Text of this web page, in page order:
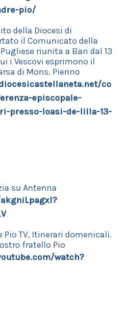
pio/
della Diocesi di
il Comunicato della
riunita a Bari dal 13
i Vescovi esprimono il
di Mons. Pierino
co
episcopale-
presso-loasi-de-lilla-13-
su Antenna
Pio TV, Itinerari domenicali.
fratello Pio
watch?